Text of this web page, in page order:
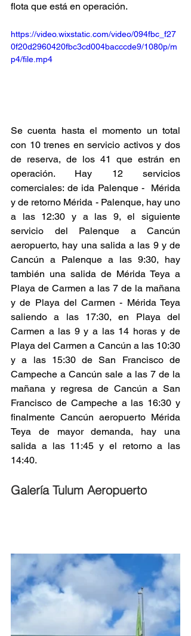
flota que está en operación.
https://video.wixstatic.com/video/094fbc_f27
0f20d2960420fbc3cd004bacccde9/1080p/m
p4/file.mp4
Se cuenta hasta el momento un total
con 10 trenes en servicio activos y dos
de reserva, de los 41 que estrán en
operación. Hay 12 servicios
comerciales: de ida Palenque -  Mérida
y de retorno Mérida - Palenque, hay uno
a las 12:30 y a las 9, el siguiente
servicio del Palenque a Cancún
aeropuerto, hay una salida a las 9 y de
Cancún a Palenque a las 9:30, hay
también una salida de Mérida Teya a
Playa de Carmen a las 7 de la mañana
y de Playa del Carmen - Mérida Teya
saliendo a las 17:30, en Playa del
Carmen a las 9 y a las 14 horas y de
Playa del Carmen a Cancún a las 10:30
y a las 15:30 de San Francisco de
Campeche a Cancún sale a las 7 de la
mañana y regresa de Cancún a San
Francisco de Campeche a las 16:30 y
finalmente Cancún aeropuerto Mérida
Teya de mayor demanda, hay una
salida a las 11:45 y el retorno a las
14:40.
Galería Tulum Aeropuerto